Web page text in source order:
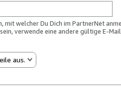
mit welcher Du Dich im PartnerNet
verwende eine andere gültige E-
aus.